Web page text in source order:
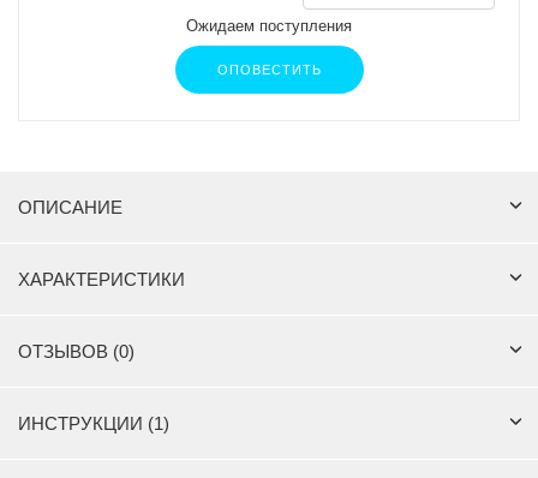
Ожидаем поступления
ОПОВЕСТИТЬ
ОПИСАНИЕ
ХАРАКТЕРИСТИКИ
ОТЗЫВОВ (0)
ИНСТРУКЦИИ (1)